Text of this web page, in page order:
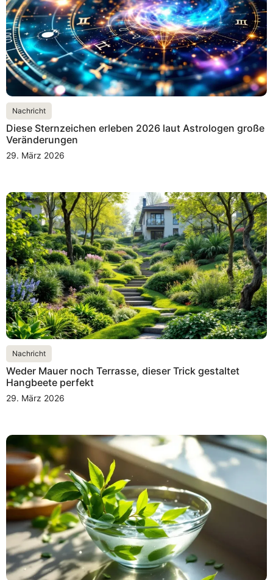
Nachricht
Diese Sternzeichen erleben 2026 laut Astrologen große
Veränderungen
29. März 2026
Nachricht
Weder Mauer noch Terrasse, dieser Trick gestaltet
Hangbeete perfekt
29. März 2026